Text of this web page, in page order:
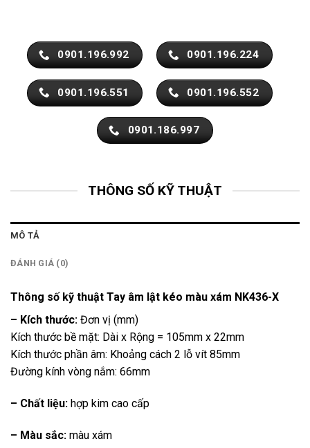
0901.196.992 0901.196.224
0901.196.551 0901.196.552
0901.186.997
THÔNG SỐ KỸ THUẬT
MÔ TẢ
ĐÁNH GIÁ (0)
Thông số kỹ thuật Tay âm lật kéo màu xám NK436-X
– Kích thước: Đơn vị (mm)
Kích thước bề mặt: Dài x Rộng = 105mm x 22mm
Kích thước phần âm: Khoảng cách 2 lỗ vít 85mm
Đường kính vòng nắm: 66mm
– Chất liệu: hợp kim cao cấp
– Màu sắc: màu xám